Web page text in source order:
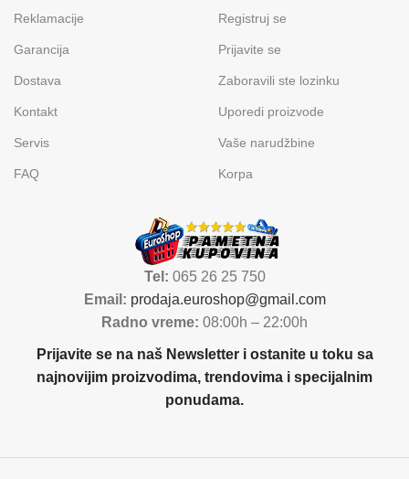
Reklamacije
Garancija
Dostava
Kontakt
Servis
FAQ
Registruj se
Prijavite se
Zaboravili ste lozinku
Uporedi proizvode
Vaše narudžbine
Korpa
Tel: 065 26 25 750
Email: prodaja.euroshop@gmail.com
Radno vreme: 08:00h – 22:00h
Prijavite se na naš Newsletter i ostanite u toku sa
najnovijim proizvodima, trendovima i specijalnim
ponudama.